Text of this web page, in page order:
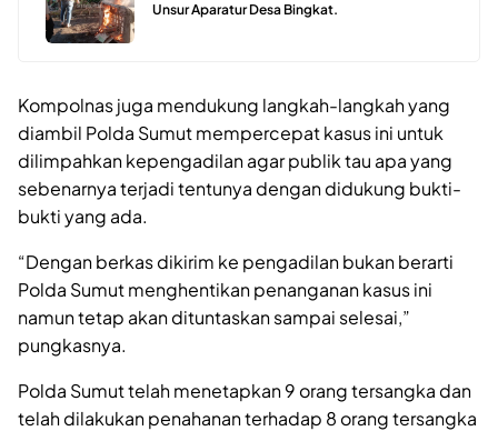
Unsur Aparatur Desa Bingkat.
Kompolnas juga mendukung langkah-langkah yang
diambil Polda Sumut mempercepat kasus ini untuk
dilimpahkan kepengadilan agar publik tau apa yang
sebenarnya terjadi tentunya dengan didukung bukti-
bukti yang ada.
“Dengan berkas dikirim ke pengadilan bukan berarti
Polda Sumut menghentikan penanganan kasus ini
namun tetap akan dituntaskan sampai selesai,”
pungkasnya.
Polda Sumut telah menetapkan 9 orang tersangka dan
telah dilakukan penahanan terhadap 8 orang tersangka